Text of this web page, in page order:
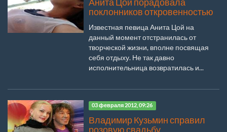
поклонников откровенностью
Известная певица Анита Цой на
данный момент отстранилась от
творческой жизни, вполне посвящая
себя отдыху. Не так давно
исполнительница возвратилась и...
03 февраля 2012, 09:26
Владимир Кузьмин справил
розовую свадьбу